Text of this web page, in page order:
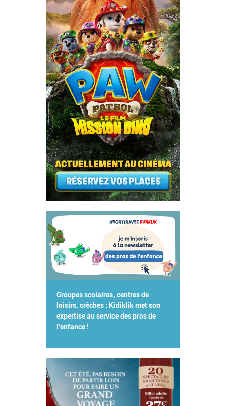
Groupes scolaires, centres de
loisirs, crèches : Kidiklik met son
expertise au service des pros de
l'enfance !